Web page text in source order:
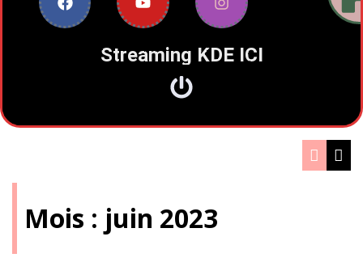
Streaming KDE ICI
Mois : juin 2023